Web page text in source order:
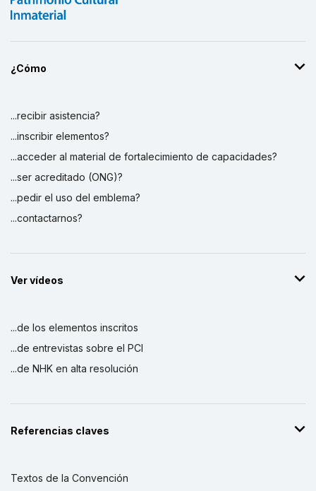
¿Cómo
...recibir asistencia?
...inscribir elementos?
...acceder al material de fortalecimiento de capacidades?
...ser acreditado (ONG)?
...pedir el uso del emblema?
...contactarnos?
Ver vídeos
...de los elementos inscritos
...de entrevistas sobre el PCI
...de NHK en alta resolución
Referencias claves
Textos de la Convención